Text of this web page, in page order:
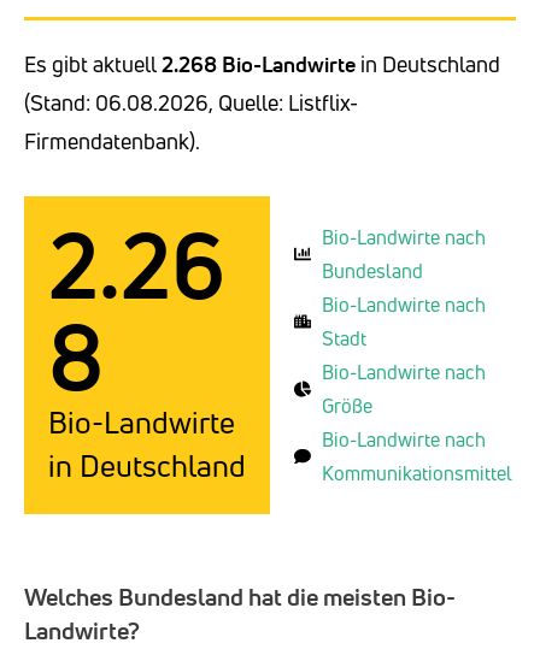
Es gibt aktuell2.268 Bio-Landwirte in Deutschland
(Stand: 06.08.2026, Quelle: Listflix-
Firmendatenbank).
2.26
8
Bio-Landwirte
in Deutschland
Bio-Landwirte nach
Bundesland
Bio-Landwirte nach
Stadt
Bio-Landwirte nach
Größe
Bio-Landwirte nach
Kommunikationsmittel
Welches Bundesland hat die meisten Bio-
Landwirte?